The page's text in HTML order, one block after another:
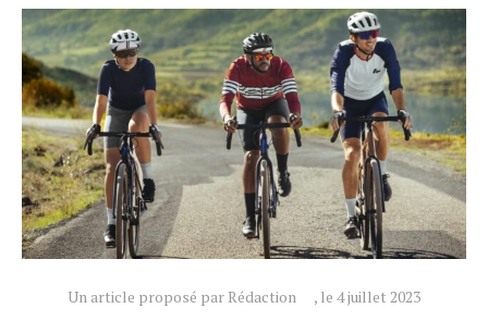
Un article proposé par Rédaction , le 4 juillet 2023